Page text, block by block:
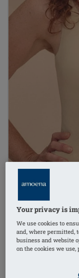
Your privacy is
We use cookies to
and, where permitted,
business and website
on the cookies we use,